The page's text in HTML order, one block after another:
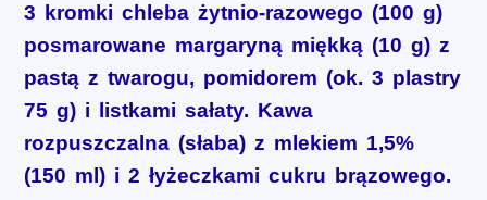
3 kromki chleba żytnio-razowego (100 g)
posmarowane margaryną miękką (10 g) z
pastą z twarogu, pomidorem (ok. 3 plastry
75 g) i listkami sałaty. Kawa
rozpuszczalna (słaba) z mlekiem 1,5%
(150 ml) i 2 łyżeczkami cukru brązowego.